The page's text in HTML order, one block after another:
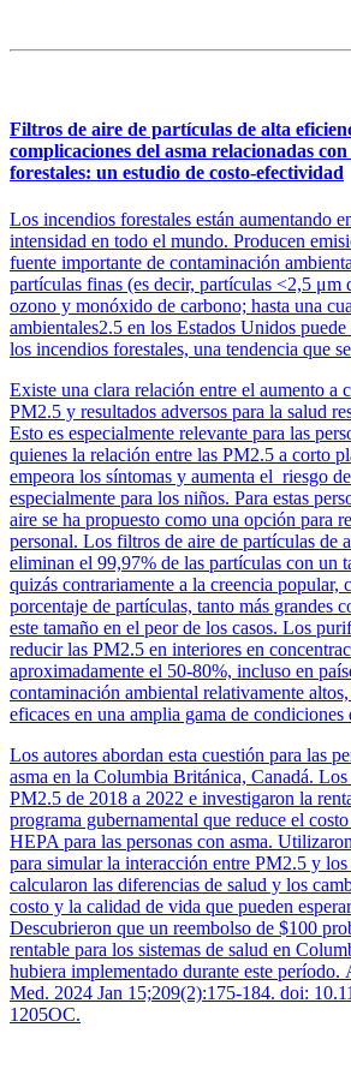
Filtros de aire de partículas de alta
complicaciones del asma relacionadas
forestales: un estudio de costo-efectividad
Los incendios forestales están aumentando
intensidad en todo el mundo. Producen
fuente importante de contaminación
partículas finas (es decir, partículas <2,5
ozono y monóxido de carbono; hasta una
ambientales2.5 en los Estados Unidos
los incendios forestales, una tendencia que
Existe una clara relación entre el aumento a
PM2.5 y resultados adversos para la salud
Esto es especialmente relevante para las
quienes la relación entre las PM2.5 a corto
empeora los síntomas y aumenta el riesgo
especialmente para los niños. Para estas
aire se ha propuesto como una opción para
personal. Los filtros de aire de partículas de
eliminan el 99,97% de las partículas con un
quizás contrariamente a la creencia popular,
porcentaje de partículas, tanto más grandes
este tamaño en el peor de los casos. Los
reducir las PM2.5 en interiores en
aproximadamente el 50-80%, incluso en
contaminación ambiental relativamente
eficaces en una amplia gama de condiciones
Los autores abordan esta cuestión para las
asma en la Columbia Británica, Canadá. Los
PM2.5 de 2018 a 2022 e investigaron la
programa gubernamental que reduce el
HEPA para las personas con asma.
para simular la interacción entre PM2.5 y los
calcularon las diferencias de salud y los
costo y la calidad de vida que pueden
Descubrieron que un reembolso de $100
rentable para los sistemas de salud en
hubiera implementado durante este
Med. 2024 Jan 15;209(2):175-184. doi:
1205OC.